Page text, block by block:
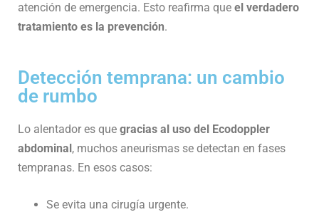
atención de emergencia. Esto reafirma que el verdadero
tratamiento es la prevención.
Detección temprana: un cambio
de rumbo
Lo alentador es que gracias al uso del Ecodoppler
abdominal, muchos aneurismas se detectan en fases
tempranas. En esos casos:
Se evita una cirugía urgente.